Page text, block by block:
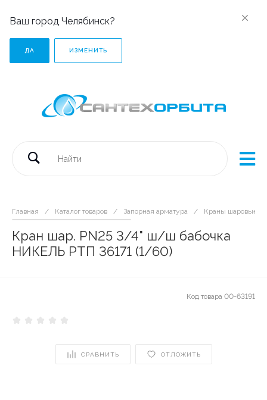
Ваш город Челябинск?
ДА ИЗМЕНИТЬ
Главная / Каталог товаров / Запорная арматура / Краны шаровые
Кран шар. PN25 3/4" ш/ш бабочка
НИКЕЛЬ РТП 36171 (1/60)
Код товара 00-63191
СРАВНИТЬ ОТЛОЖИТЬ